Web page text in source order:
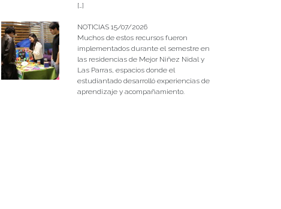
[…]
NOTICIAS 15/07/2026
Muchos de estos recursos fueron
implementados durante el semestre en
las residencias de Mejor Niñez Nidal y
Las Parras, espacios donde el
estudiantado desarrolló experiencias de
aprendizaje y acompañamiento.